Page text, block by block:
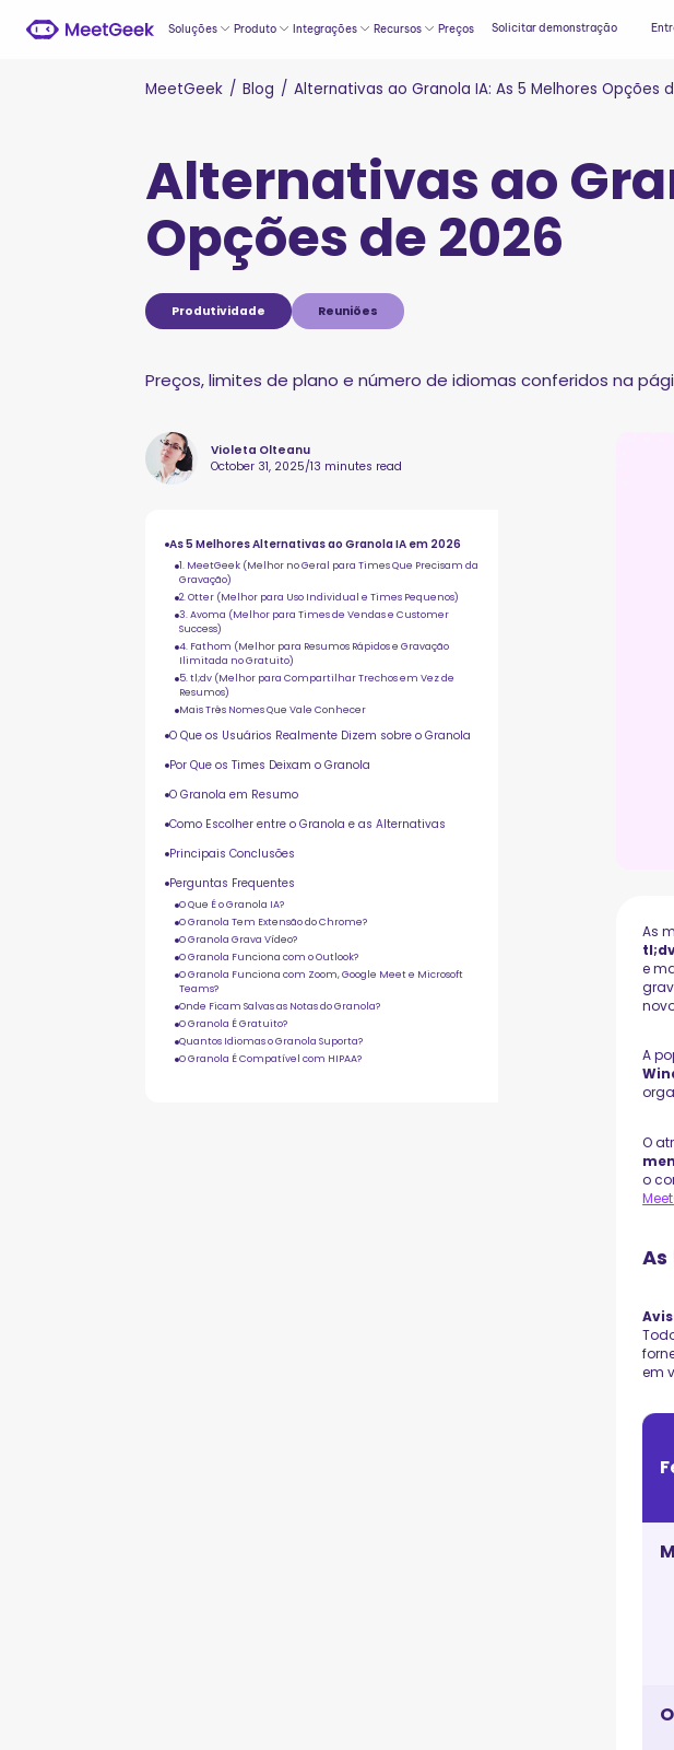
Soluções Produto Integrações Recursos Preços Solicitar demonstração
MeetGeek / Blog / Alternativas ao Granola IA: As 5 Melhores Opções
Alternativas ao
Opções de 2026
Produtividade Reuniões
Preços, limites de plano e número de idiomas conferidos na
Violeta Olteanu
October 31, 2025/13 minutes read
As 5 Melhores Alternativas ao Granola IA em 2026
1. MeetGeek (Melhor no Geral para Times Que Precisam da
Gravação)
2. Otter (Melhor para Uso Individual e Times Pequenos)
3. Avoma (Melhor para Times de Vendas e Customer
Success)
4. Fathom (Melhor para Resumos Rápidos e Gravação
Ilimitada no Gratuito)
5. tl;dv (Melhor para Compartilhar Trechos em Vez de
Resumos)
Mais Três Nomes Que Vale Conhecer
O Que os Usuários Realmente Dizem sobre o Granola
Por Que os Times Deixam o Granola
O Granola em Resumo
Como Escolher entre o Granola e as Alternativas
Principais Conclusões
Perguntas Frequentes
O Que É o Granola IA?
O Granola Tem Extensão do Chrome?
O Granola Grava Vídeo?
O Granola Funciona com o Outlook?
O Granola Funciona com Zoom, Google Meet e Microsoft
Teams?
Onde Ficam Salvas as Notas do Granola?
O Granola É Gratuito?
Quantos Idiomas o Granola Suporta?
O Granola É Compatível com HIPAA?
As
e
A
O
o
As
em